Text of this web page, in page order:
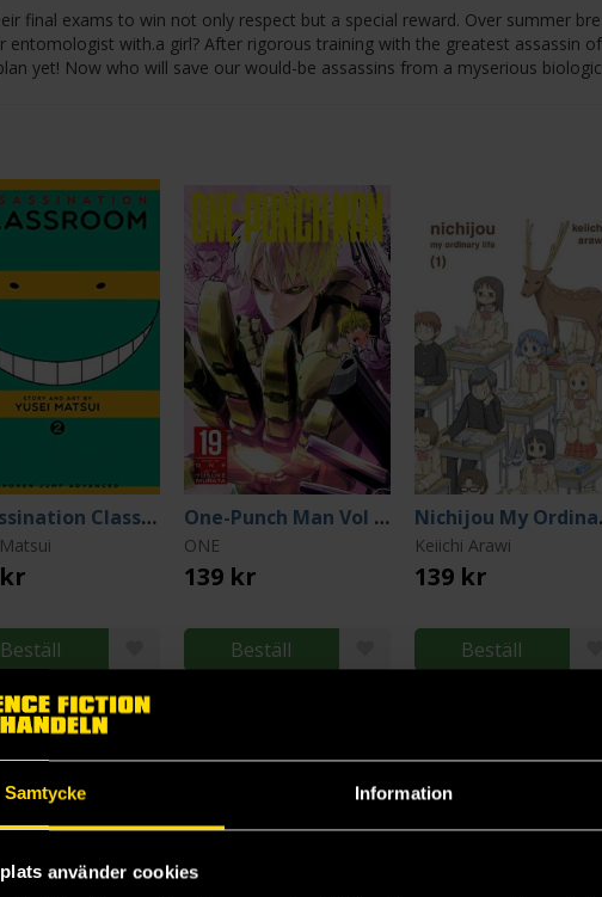
Samtycke Information
använder cookies
final exams to win not only respect but a special reward. Over summer
entomologist with.a girl? After rigorous training with the greatest assassin
yet! Now who will save our would-be assassins from a myserious
Assassination Classroom Vol 2
Beställ
One-Punch Man Vol 19
ONE
139 kr
Beställ
Keiichi Arawi
139 kr
Beställ
4